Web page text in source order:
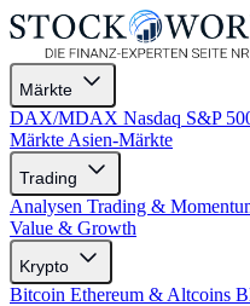
Märkte
DAX/MDAX Nasdaq S&P
Märkte Asien-Märkte
Trading
Analysen Trading &
Value & Growth
Krypto
Bitcoin Ethereum & Altcoins